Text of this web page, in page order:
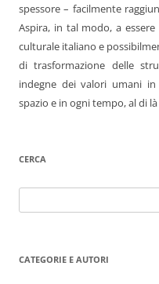
spessore – facilmente
Aspira, in tal modo, a
culturale italiano e
di trasformazione delle
indegne dei valori umani
spazio e in ogni tempo, al di
CERCA
per:
CATEGORIE E AUTORI